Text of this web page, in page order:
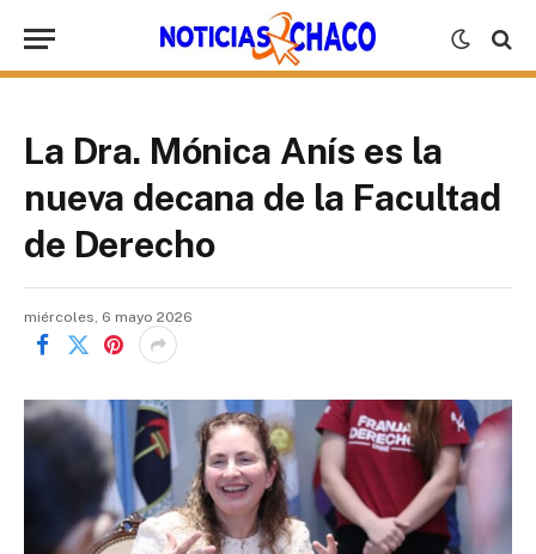
La Dra. Mónica Anís es la
nueva decana de la Facultad
de Derecho
miércoles, 6 mayo 2026